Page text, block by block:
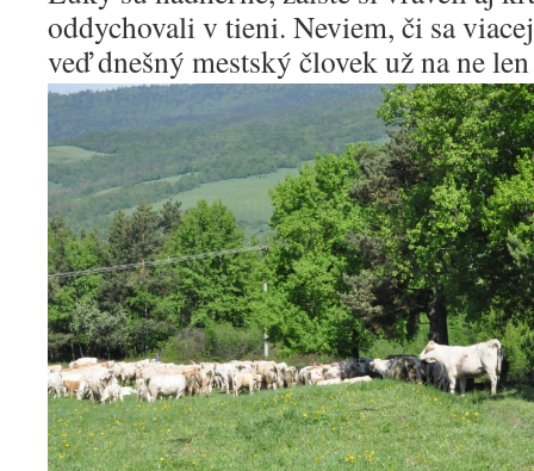
oddychovali v tieni. Neviem, či sa
veď dnešný mestský človek už na ne